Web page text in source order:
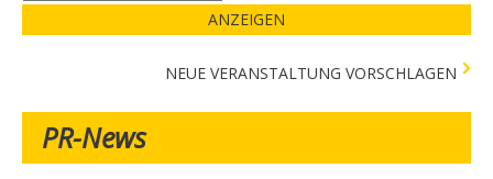
ANZEIGEN
NEUE VERANSTALTUNG VORSCHLAGEN
PR-News